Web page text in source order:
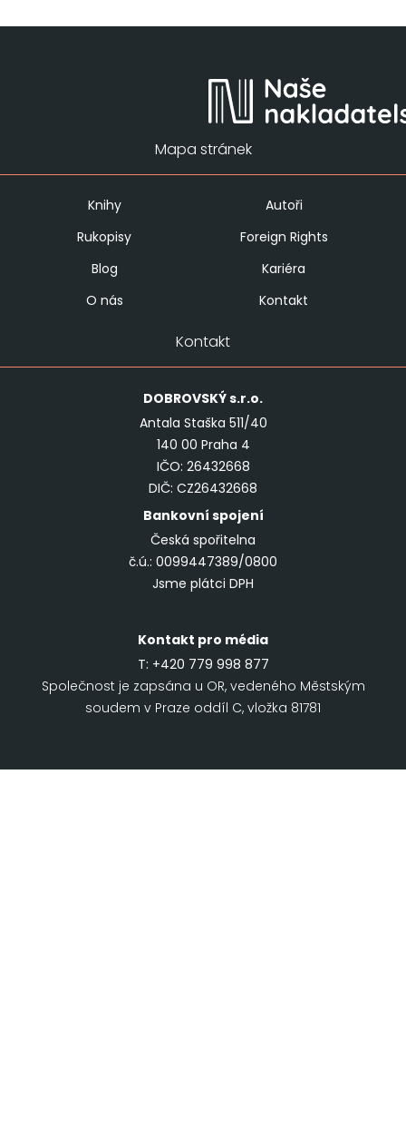
Mapa stránek
Knihy
Autoři
Rukopisy
Foreign Rights
Blog
Kariéra
O nás
Kontakt
Kontakt
DOBROVSKÝs.r.o.
Antala Staška 511/40
140 00 Praha 4
IČO: 26432668
DIČ: CZ26432668
Bankovní spojení
Česká spořitelna
č.ú.: 0099447389/0800
Jsme plátci DPH
Kontakt pro média
T: +420 779 998 877
Společnost je zapsána u OR, vedeného Městským
soudem v Praze oddíl C, vložka 81781